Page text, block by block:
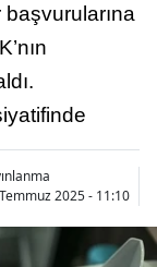
2025 - 11:10